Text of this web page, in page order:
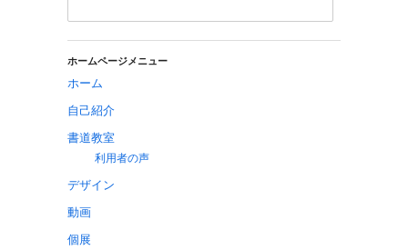
ホームページメニュー
ホーム
自己紹介
書道教室
利用者の声
デザイン
動画
個展